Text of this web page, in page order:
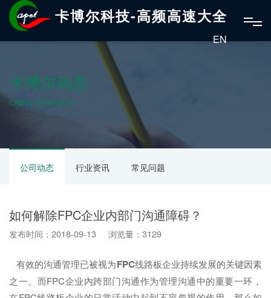
卡博尔科技-高频高速大全
EN
卡博尔动态
CABOL DYNAMICS
公司动态 行业资讯 常见问题
如何解除FPC企业内部门沟通障碍？
发布时间：2018-09-13 浏览量：3129
有效的沟通管理已被视为FPC线路板企业持续发展的关键因素
之一。而FPC企业内跨部门沟通作为管理沟通中的重要一环，